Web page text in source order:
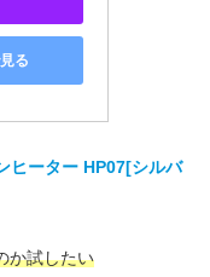
る
ーター HP07[シルバ
か試したい